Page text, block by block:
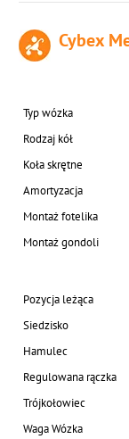
Cybex
Typ wózka
Rodzaj kół
Koła skrętne
Amortyzacja
Montaż fotelika
Montaż gondoli
Pozycja leżąca
Siedzisko
Hamulec
Regulowana rączka
Trójkołowiec
Waga Wózka